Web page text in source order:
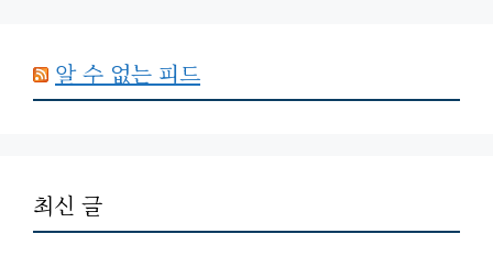
알 수 없는 피드
최신 글